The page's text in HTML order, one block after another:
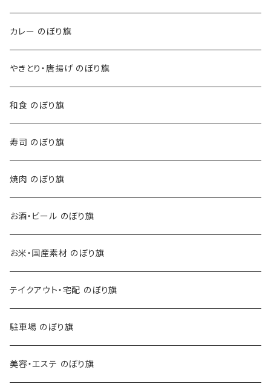
カレー のぼり旗
やきとり・唐揚げ のぼり旗
和食 のぼり旗
寿司 のぼり旗
焼肉 のぼり旗
お酒・ビール のぼり旗
お米・国産素材 のぼり旗
テイクアウト・宅配 のぼり旗
駐車場 のぼり旗
美容・エステ のぼり旗